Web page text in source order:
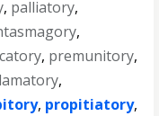
, palliatory,
,
, premunitory,
,
, propitiatory,